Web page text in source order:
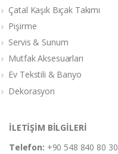
Çatal Kaşık Bıçak Takımı
Pişirme
Servis & Sunum
Mutfak Aksesuarları
Ev Tekstili & Banyo
Dekorasyon
İLETİŞİM BİLGİLERİ
Telefon: +90 548 840 80 30